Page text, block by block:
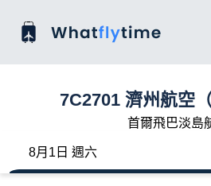
7C2701 濟州航空
首爾飛巴淡島
8月1日 週六